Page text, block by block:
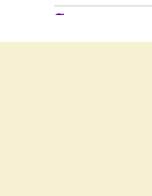
Serv
iços: